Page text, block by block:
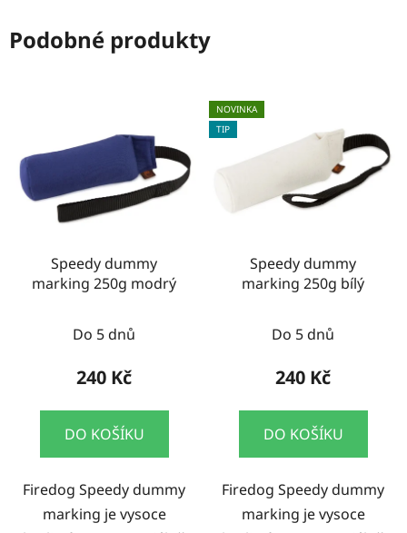
Podobné produkty
Speedy dummy
marking 250g modrý
Do 5 dnů
240 Kč
DO KOŠÍKU
Firedog Speedy dummy
marking je vysoce
NOVINKA
TIP
Speedy dummy
marking 250g bílý
Do 5 dnů
240 Kč
DO KOŠÍKU
Firedog Speedy dummy
marking je vysoce